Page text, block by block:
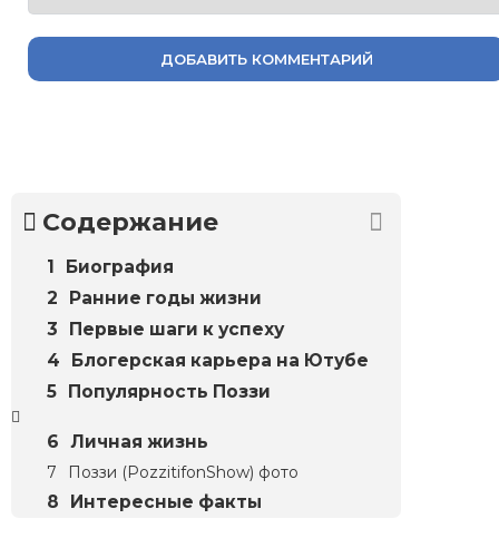
ДОБАВИТЬ КОММЕНТАРИЙ
Содержание
Биография
Ранние годы жизни
Первые шаги к успеху
Блогерская карьера на Ютубе
Популярность Поззи
Личная жизнь
Поззи (PozzitifonShow) фото
Интересные факты